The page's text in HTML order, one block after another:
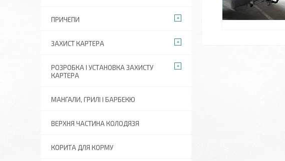
ПРИЧЕПИ
ЗАХИСТ КАРТЕРА
РОЗРОБКА І УСТАНОВКА ЗАХИСТУ
КАРТЕРА
МАНГАЛИ, ГРИЛІ І БАРБЕКЮ
ВЕРХНЯ ЧАСТИНА КОЛОДЯЗЯ
КОРИТА ДЛЯ КОРМУ